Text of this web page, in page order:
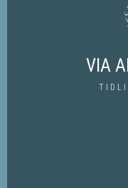
VIA